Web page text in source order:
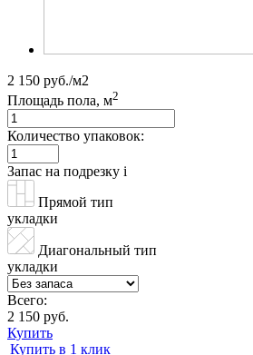
2 150 руб./м2
Площадь пола, м2
Количество упаковок:
Запас на подрезку i
Прямой тип
укладки
Диагональный тип
укладки
Всего:
2 150 руб.
Купить
Купить в 1 клик